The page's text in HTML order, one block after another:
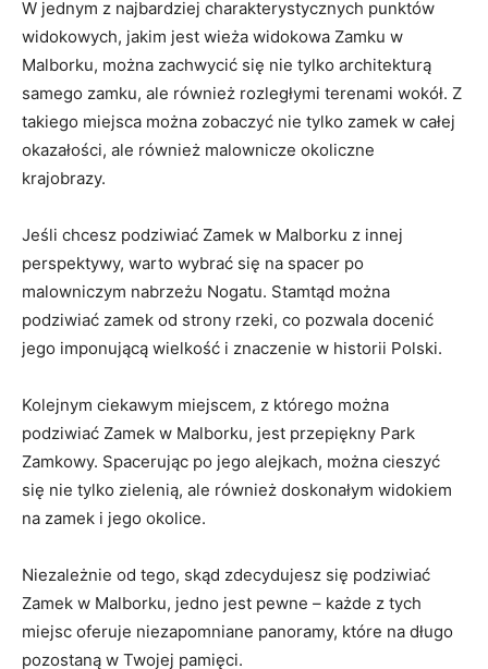
W jednym‍ z najbardziej charakterystycznych ‍punktów
widokowych, jakim jest wieża widokowa Zamku w
Malborku,‌ można zachwycić się nie tylko ⁤architekturą​
samego​ zamku, ale również rozległymi terenami wokół.‍ Z
takiego miejsca można ⁤zobaczyć nie tylko zamek w całej
‍okazałości, ​ale ⁤również malownicze okoliczne
krajobrazy.
Jeśli ⁤chcesz podziwiać Zamek w Malborku z innej
perspektywy,​ warto wybrać się na spacer po‍
malowniczym nabrzeżu Nogatu. Stamtąd⁢ można
‌podziwiać​ zamek od strony‌ rzeki, co pozwala docenić
jego imponującą wielkość i⁢ znaczenie ‍w historii Polski.
Kolejnym ciekawym miejscem, z którego można
podziwiać Zamek w Malborku, jest przepiękny Park
Zamkowy. ⁤Spacerując po jego alejkach, można cieszyć ​
się nie tylko zielenią, ‌ale również doskonałym widokiem
na zamek i jego ⁣okolice.
Niezależnie od tego, skąd zdecydujesz się ‌podziwiać⁤
Zamek w Malborku, ⁤jedno jest pewne – każde ‌z tych​
miejsc oferuje niezapomniane⁤ panoramy, które ​na‌ długo
pozostaną w Twojej⁢ pamięci.